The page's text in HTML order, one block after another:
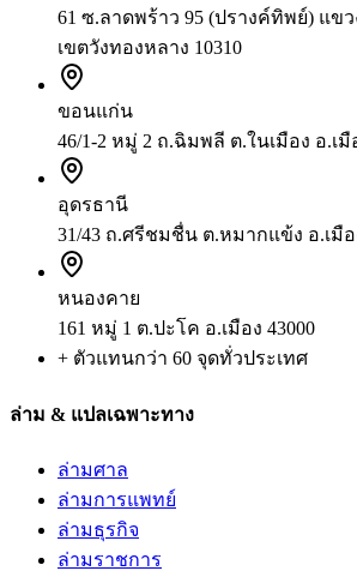
61 ซ.ลาดพร้าว 95 (ปรางค์ทิพย์) แข
เขตวังทองหลาง 10310
ขอนแก่น
46/1-2 หมู่ 2 ถ.ฉิมพลี ต.ในเมือง อ.เมื
อุดรธานี
31/43 ถ.ศรีชมชื่น ต.หมากแข้ง อ.เมือ
หนองคาย
161 หมู่ 1 ต.ปะโค อ.เมือง 43000
+ ตัวแทนกว่า 60 จุดทั่วประเทศ
ล่าม & แปลเฉพาะทาง
ล่ามศาล
ล่ามการแพทย์
ล่ามธุรกิจ
ล่ามราชการ